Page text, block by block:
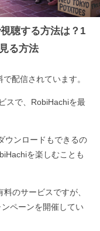
聴する方法は？1
る方法
配信されています。
スで、RobiHachiを最
ウンロードもできるの
を楽しむことも
のサービスですが、
ペーンを開催してい